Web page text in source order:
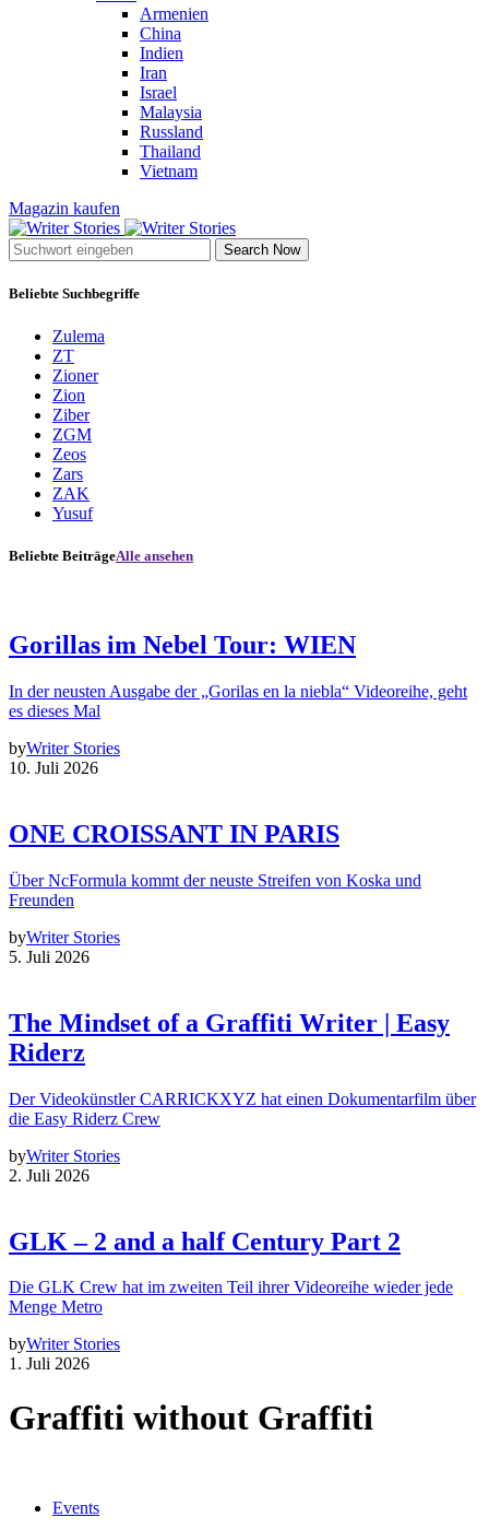
Armenien
China
Indien
Iran
Israel
Malaysia
Russland
Thailand
Vietnam
Magazin kaufen
Search Now
Beliebte Suchbegriffe
Zulema
ZT
Zioner
Zion
Ziber
ZGM
Zeos
Zars
ZAK
Yusuf
Beliebte BeiträgeAlle ansehen
Gorillas im Nebel Tour: WIEN
In der neusten Ausgabe der „Gorilas en la niebla“ Videoreihe, geht
es dieses Mal
byWriter Stories
10. Juli 2026
ONE CROISSANT IN PARIS
Über NcFormula kommt der neuste Streifen von Koska und
Freunden
byWriter Stories
5. Juli 2026
The Mindset of a Graffiti Writer | Easy
Riderz
Der Videokünstler CARRICKXYZ hat einen Dokumentarfilm über
die Easy Riderz Crew
byWriter Stories
2. Juli 2026
GLK – 2 and a half Century Part 2
Die GLK Crew hat im zweiten Teil ihrer Videoreihe wieder jede
Menge Metro
byWriter Stories
1. Juli 2026
Graffiti without Graffiti
Events